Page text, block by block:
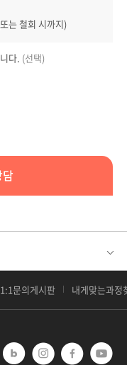
는 철회 시까지)
다. (선택)
1:1문의게시판 내게맞는과정